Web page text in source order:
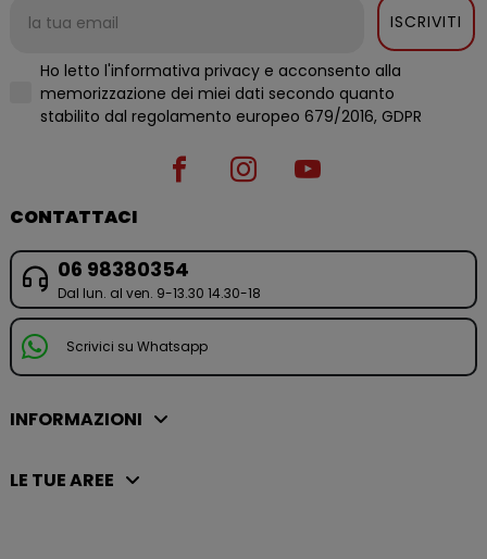
ISCRIVITI
Ho letto l'informativa privacy e acconsento alla
memorizzazione dei miei dati secondo quanto
stabilito dal regolamento europeo 679/2016, GDPR
CONTATTACI
06 98380354
Dal lun. al ven. 9-13.30 14.30-18
Scrivici su Whatsapp
INFORMAZIONI
LE TUE AREE